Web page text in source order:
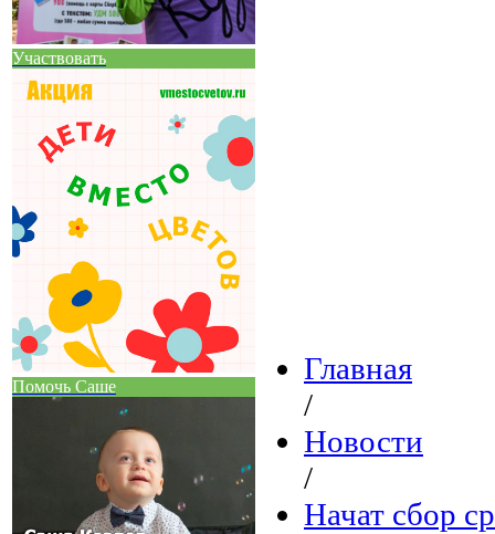
Участвовать
Помочь Саше
Главная
/
Новости
/
Начат сбор